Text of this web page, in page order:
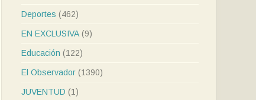
Deportes (462)
EN EXCLUSIVA (9)
Educación (122)
El Observador (1390)
JUVENTUD (1)